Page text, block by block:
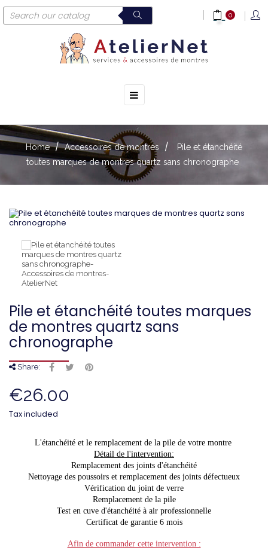
0
Toggle
navigation
☰
Home Accessoires de montres
Pile et étanchéité
toutes marques de montres quartz sans chronographe
Pile et étanchéité toutes marques
de montres quartz sans
chronographe
Share:
€26.00
Tax included
L'étanchéité et le remplacement de la pile de votre montre
Détail de l'intervention:
Remplacement des joints d'étanchéité
Nettoyage des poussoirs et remplacement des joints défectueux
Vérification du joint de verre
Remplacement de la pile
Test en cuve d'étanchéité à air professionnelle
Certificat de garantie 6 mois
Afin de commander cette intervention :